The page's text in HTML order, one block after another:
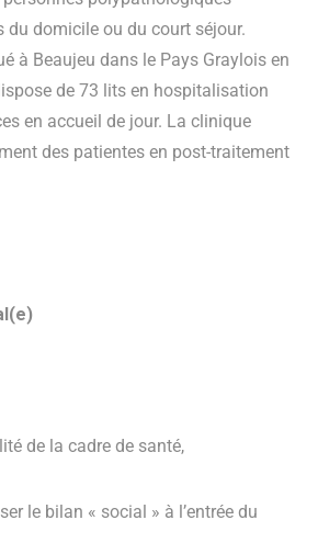
du domicile ou du court séjour.
à Beaujeu dans le Pays Graylois en
de 73 lits en hospitalisation
en accueil de jour. La clinique
des patientes en post-traitement
de la cadre de santé,
le bilan « social » à l’entrée du